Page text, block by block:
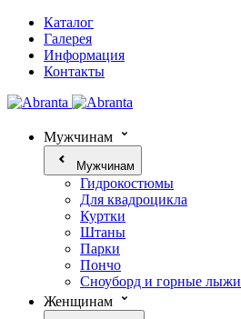
Каталог
Галерея
Информация
Контакты
Мужчинам
Мужчинам
Гидрокостюмы
Для квадроцикла
Куртки
Штаны
Парки
Пончо
Сноуборд и горные лыжи
Женщинам